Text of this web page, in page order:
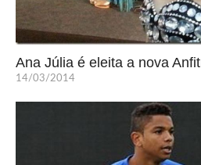
Ana Júlia é eleita a nova
14/03/2014